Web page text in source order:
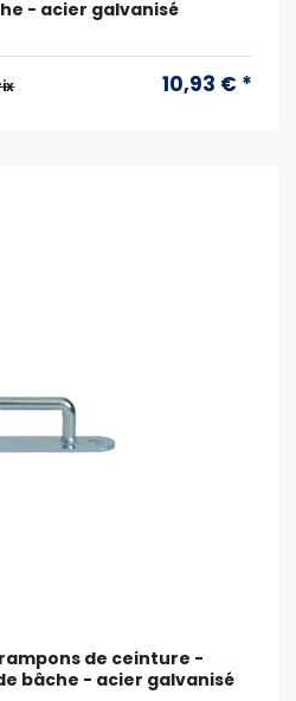
- acier galvanisé
10,93 € *
de ceinture -
bâche - acier galvanisé